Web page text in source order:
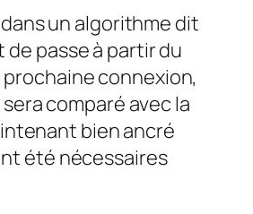
un algorithme dit
passe à partir du
connexion,
comparé avec la
bien ancré
été nécessaires